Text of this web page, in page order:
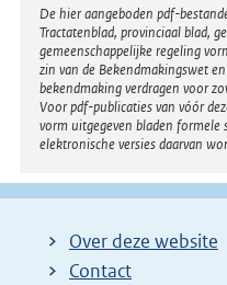
Disclaimer
De hier aangeboden pdf-
Tractatenblad, provinciaal blad,
gemeenschappelijke regeling
zin van de Bekendmakingswet
bekendmaking verdragen voor
Voor pdf-publicaties van vóór
vorm uitgegeven bladen formele
elektronische versies daarvan
Over deze website
Contact